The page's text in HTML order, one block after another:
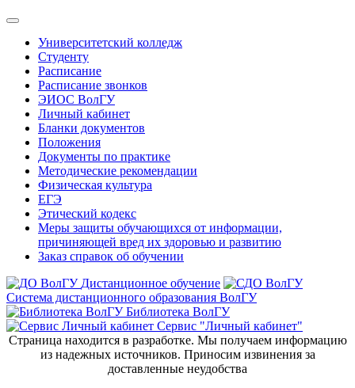
Университетский колледж
Студенту
Расписание
Расписание звонков
ЭИОС ВолГУ
Личный кабинет
Бланки документов
Положения
Документы по практике
Методические рекомендации
Физическая культура
ЕГЭ
Этический кодекс
Меры защиты обучающихся от информации,
причиняющей вред их здоровью и развитию
Заказ справок об обучении
Дистанционное обучение
Система дистанционного образования ВолГУ
Библиотека ВолГУ
Сервис "Личный кабинет"
Страница находится в разработке. Мы получаем информацию
из надежных источников. Приносим извинения за
доставленные неудобства